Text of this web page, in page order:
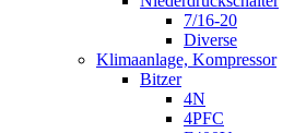
7/16-20
Diverse
Klimaanlage, Kompressor
Bitzer
4N
4PFC